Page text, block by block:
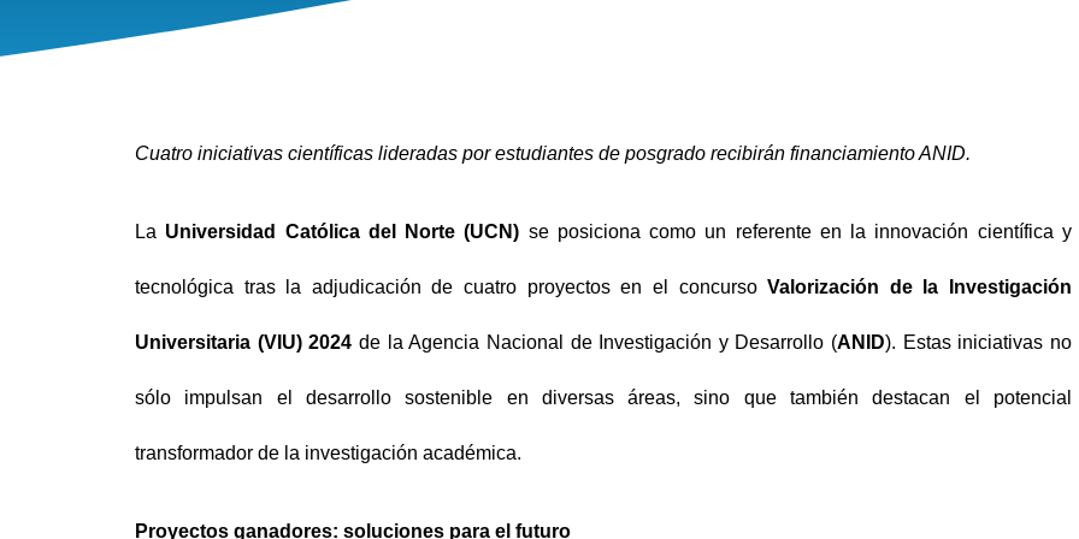
Cuatro iniciativas científicas lideradas por estudiantes de posgrado recibirán financiamiento ANID.
La Universidad Católica del Norte (UCN) se posiciona como un referente en la innovación científica y
tecnológica tras la adjudicación de cuatro proyectos en el concursoValorización de la Investigación
Universitaria (VIU) 2024 de la Agencia Nacional de Investigación y Desarrollo (ANID). Estas iniciativas no
sólo impulsan el desarrollo sostenible en diversas áreas, sino que también destacan el potencial
transformador de la investigación académica.
Proyectos ganadores: soluciones para el futuro